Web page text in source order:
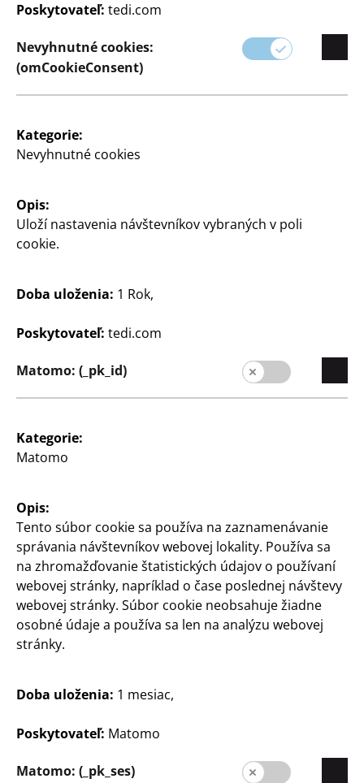
Zmeniť obchod
Spoločnosť
Expanzia
Kvalita
Kontakt
Zákazníci
Informácia pre zákazníkov
Slovensko / Slowakisch
Kontakt
Poskytovateľ: tedi.com
Nevyhnutné cookies:
(omCookieConsent)
Kategorie:
Nevyhnutné cookies
Opis:
Uloží nastavenia návštevníkov vybraných v poli
cookie.
Doba uloženia: 1 Rok,
Poskytovateľ: tedi.com
Matomo: (_pk_id)
Kategorie:
Matomo
Opis:
Tento súbor cookie sa používa na zaznamenávanie
správania návštevníkov webovej lokality. Používa sa
na zhromažďovanie štatistických údajov o používaní
webovej stránky, napríklad o čase poslednej návštevy
webovej stránky. Súbor cookie neobsahuje žiadne
osobné údaje a používa sa len na analýzu webovej
stránky.
Doba uloženia: 1 mesiac,
Poskytovateľ: Matomo
Matomo: (_pk_ses)